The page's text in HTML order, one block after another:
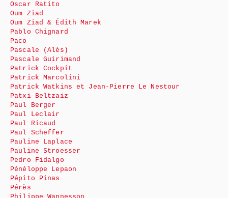
Oscar Ratito
Oum Ziad
Oum Ziad & Édith Marek
Pablo Chignard
Paco
Pascale (Alès)
Pascale Guirimand
Patrick Cockpit
Patrick Marcolini
Patrick Watkins et Jean-Pierre Le Nestour
Patxi Beltzaiz
Paul Berger
Paul Leclair
Paul Ricaud
Paul Scheffer
Pauline Laplace
Pauline Stroesser
Pedro Fidalgo
Pénéloppe Lepaon
Pépito Pinas
Pérès